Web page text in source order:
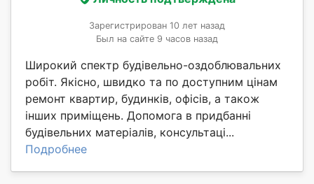
Зарегистрирован 10 лет назад
Был на сайте 9 часов назад
Широкий спектр будівельно-оздоблювальних
робіт. Якісно, швидко та по доступним цінам
ремонт квартир, будинків, офісів, а також
інших приміщень. Допомога в придбанні
будівельних матеріалів, консультаці...
Подробнее